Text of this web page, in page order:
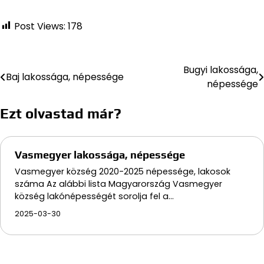
Post Views: 178
Bejegyzés
Baj lakossága, népessége
Bugyi lakossága,
népessége
Ezt olvastad már?
Vasmegyer lakossága, népessége
Vasmegyer község 2020-2025 népessége, lakosok
száma Az alábbi lista Magyarország Vasmegyer
község lakónépességét sorolja fel a…
2025-03-30